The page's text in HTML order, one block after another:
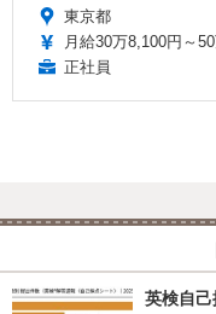
東京都
月給30万8,100円～
正社員
英検自